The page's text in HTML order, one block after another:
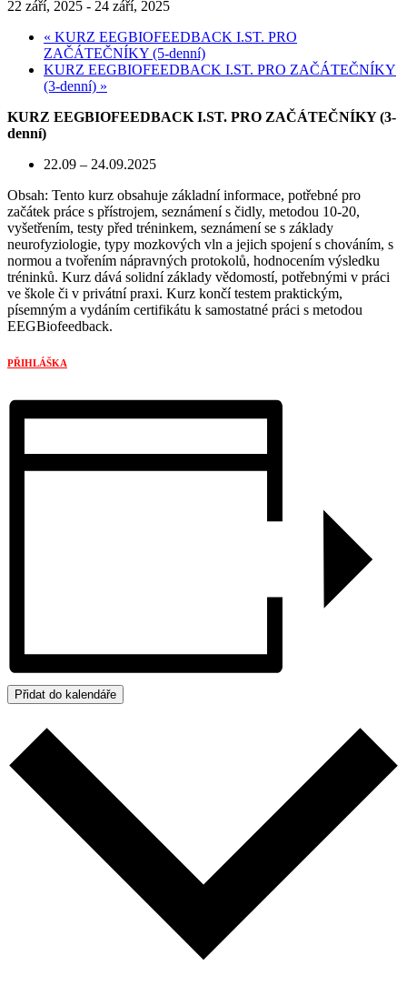
22 září, 2025 - 24 září, 2025
« KURZ EEGBIOFEEDBACK I.ST. PRO
ZAČÁTEČNÍKY (5-denní)
KURZ EEGBIOFEEDBACK I.ST. PRO ZAČÁTEČNÍKY
(3-denní) »
KURZ EEGBIOFEEDBACK I.ST. PRO ZAČÁTEČNÍKY (3-
denní)
22.09 – 24.09.2025
Obsah: Tento kurz obsahuje základní informace, potřebné pro
začátek práce s přístrojem, seznámení s čidly, metodou 10-20,
vyšetřením, testy před tréninkem, seznámení se s základy
neurofyziologie, typy mozkových vln a jejich spojení s chováním, s
normou a tvořením nápravných protokolů, hodnocením výsledku
tréninků. Kurz dává solidní základy vědomostí, potřebnými v práci
ve škole či v privátní praxi. Kurz končí testem praktickým,
písemným a vydáním certifikátu k samostatné práci s metodou
EEGBiofeedback.
PŘIHLÁŠKA
Přidat do kalendáře